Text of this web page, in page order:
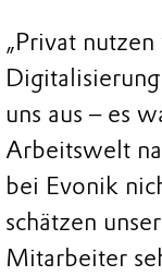
„Privat
uns aus – es
Arbeitswelt
bei Evonik
schätzen
Mitarbeiter